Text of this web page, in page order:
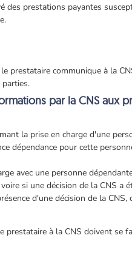
des prestations payantes
prestataire communique à la
par la CNS aux
la prise en charge d'une
dépendance pour cette
avec une personne
si une décision de la CNS a
d'une décision de la
à la CNS doivent se